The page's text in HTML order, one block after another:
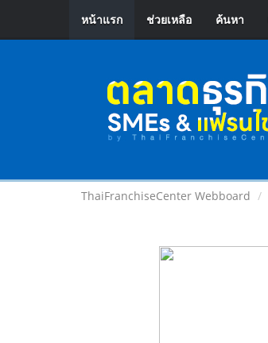
หน้าแรก ช่วยเหลือ ค้นหา
ThaiFranchiseCenter Webboard